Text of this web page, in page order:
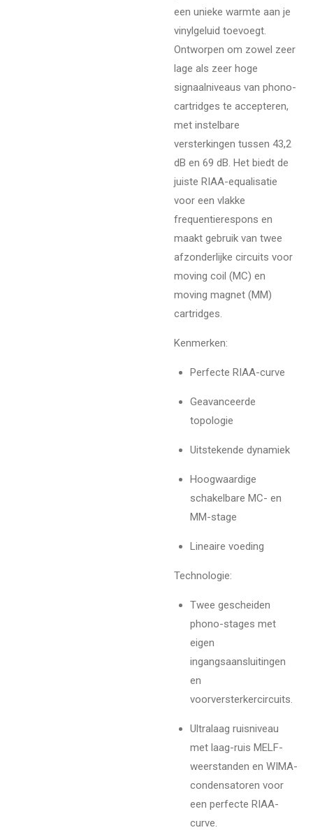
een unieke warmte aan je
vinylgeluid toevoegt.
Ontworpen om zowel zeer
lage als zeer hoge
signaalniveaus van phono-
cartridges te accepteren,
met instelbare
versterkingen tussen 43,2
dB en 69 dB. Het biedt de
juiste RIAA-equalisatie
voor een vlakke
frequentierespons en
maakt gebruik van twee
afzonderlijke circuits voor
moving coil (MC) en
moving magnet (MM)
cartridges.
Kenmerken:
Perfecte RIAA-curve
Geavanceerde
topologie
Uitstekende dynamiek
Hoogwaardige
schakelbare MC- en
MM-stage
Lineaire voeding
Technologie:
Twee gescheiden
phono-stages met
eigen
ingangsaansluitingen
en
voorversterkercircuits.
Ultralaag ruisniveau
met laag-ruis MELF-
weerstanden en WIMA-
condensatoren voor
een perfecte RIAA-
curve.